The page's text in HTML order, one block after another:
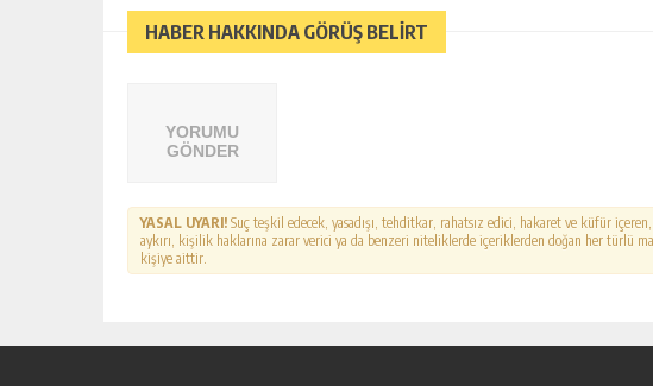
HABER HAKKINDA GÖRÜŞ BELİRT
YORUMU
GÖNDER
YASAL UYARI! Suç teşkil edecek, yasadışı, tehditkar, rahatsız edici, hakaret ve küfür
aykırı, kişilik haklarına zarar verici ya da benzeri niteliklerde içeriklerden doğan her türlü
kişiye aittir.